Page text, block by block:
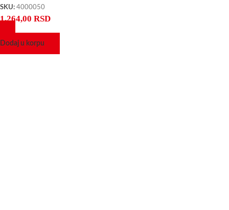
SKU: 4000050
1.264,00 RSD
Dodaj u korpu